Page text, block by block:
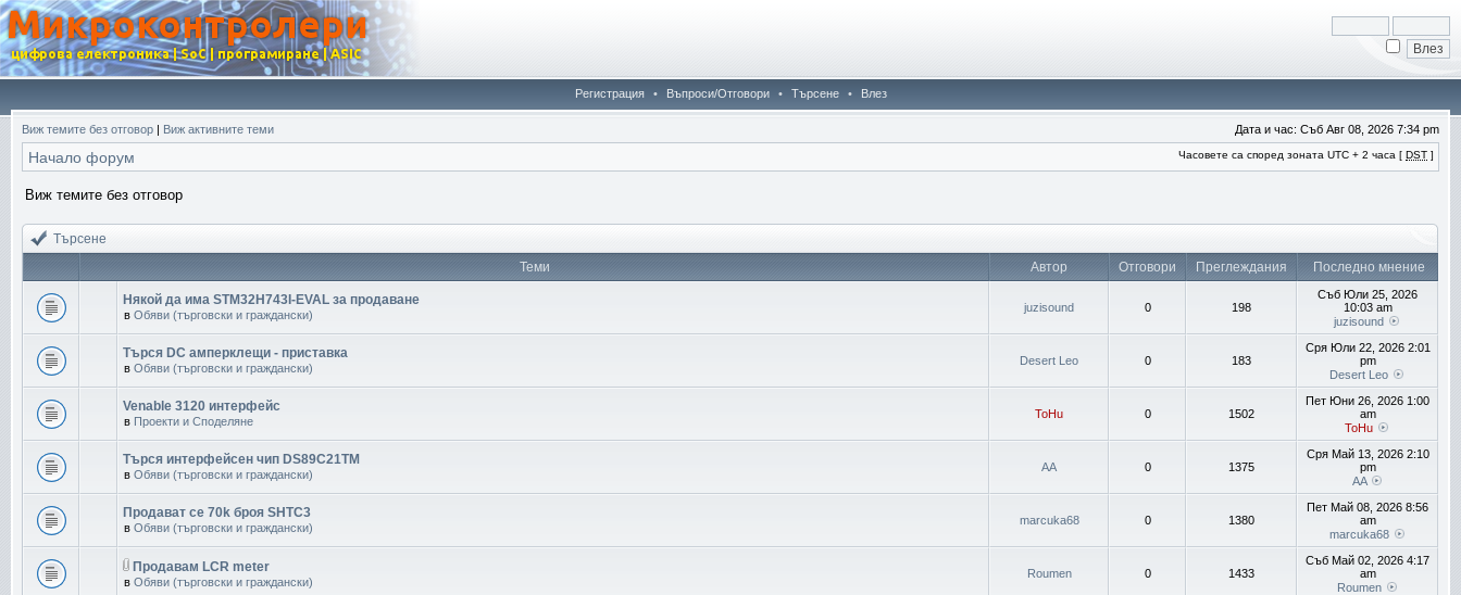
Регистрация • Въпроси/Отговори • Търсене • Влез
Виж темите без отговор | Виж активните теми Дата и час: Съб Авг 08, 2026 7:34 pm
Начало форум Часовете са според зоната UTC + 2 часа [ DST ]
Виж темите без отговор
Търсене
Теми
Автор Отговори Преглеждания Последно мнение
Някой да има STM32H743I-EVAL за продаване
в Обяви (търговски и граждански)
juzisound 0 198
Съб Юли 25, 2026
10:03 am
juzisound
Търся DC амперклещи - приставка
в Обяви (търговски и граждански)
Desert Leo 0 183
Сря Юли 22, 2026 2:01
pm
Desert Leo
Venable 3120 интерфейс
в Проекти и Споделяне
ToHu 0 1502
Пет Юни 26, 2026 1:00
am
ToHu
Търся интерфейсен чип DS89C21TM
в Обяви (търговски и граждански)
AA 0 1375
Сря Май 13, 2026 2:10
pm
AA
Продават се 70k броя SHTC3
в Обяви (търговски и граждански)
marcuka68 0 1380
Пет Май 08, 2026 8:56
am
marcuka68
Продавам LCR meter
в Обяви (търговски и граждански)
Roumen 0 1433
Съб Май 02, 2026 4:17
am
Roumen